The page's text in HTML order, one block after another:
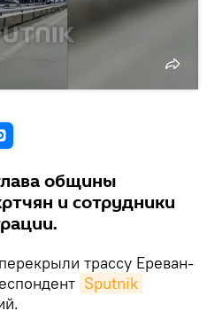
общины
и сотрудники
трассу Ереван-
Sputnik